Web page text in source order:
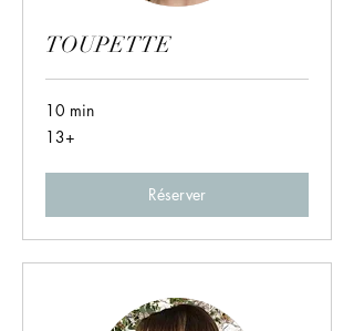
TOUPETTE
10 min
13+
13+
Réserver